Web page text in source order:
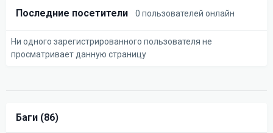
Последние посетители 0 пользователей онлайн
Ни одного зарегистрированного пользователя не
просматривает данную страницу
Баги (86)